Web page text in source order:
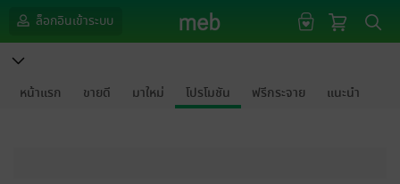
ล็อกอินเข้าระบบ
หน้าแรก ขายดี มาใหม่ โปรโมชัน ฟรีกระจาย แนะนำ